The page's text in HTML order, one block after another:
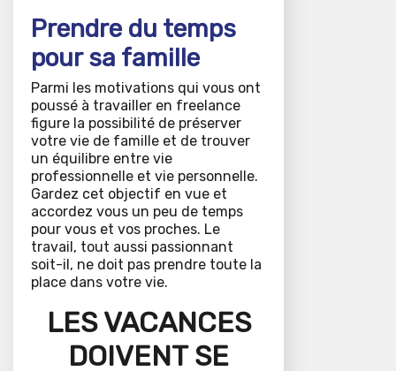
Prendre du temps
pour sa famille
Parmi les motivations qui vous ont
poussé à travailler en freelance
figure la possibilité de préserver
votre vie de famille et de trouver
un équilibre entre vie
professionnelle et vie personnelle.
Gardez cet objectif en vue et
accordez vous un peu de temps
pour vous et vos proches. Le
travail, tout aussi passionnant
soit-il, ne doit pas prendre toute la
place dans votre vie.
LES VACANCES
DOIVENT SE